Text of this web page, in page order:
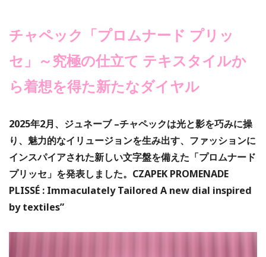
チャペック「プロムナード プリッ
セ」～究極の仕立て テキスタイルか
ら着想を得た新たなダイヤル
2025年2月、ジュネーブ –チャペックは光と影を巧みに操
り、魅力的なイリュージョンを生み出す、ファッションに
インスパイアされた新しい文字盤を備えた「プロムナード
プリッセ」を発表しました。CZAPEK PROMENADE
PLISSÉ : Immaculately Tailored A new dial inspired
by textiles”